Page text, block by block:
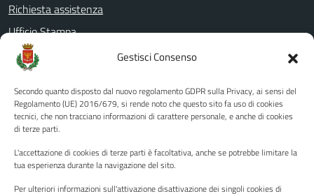
Gestisci Consenso
Secondo quanto disposto dal nuovo regolamento GDPR sulla Privacy, ai sensi del
Regolamento (UE) 2016/679, si rende noto che questo sito fa uso di cookies
tecnici, che non tracciano informazioni di carattere personale, e anche di cookies
di terze parti.
L'accettazione di cookies di terze parti è facoltativa, anche se potrebbe limitare la
tua esperienza durante la navigazione del sito.
Per ulteriori informazioni sull'attivazione disattivazione dei singoli cookies di
Richiesta assistenza
Ufficio Stampa
Amministrazione Trasparente
Albo pretorio
Informativa privacy
Note legali
Piano di miglioramento del sito